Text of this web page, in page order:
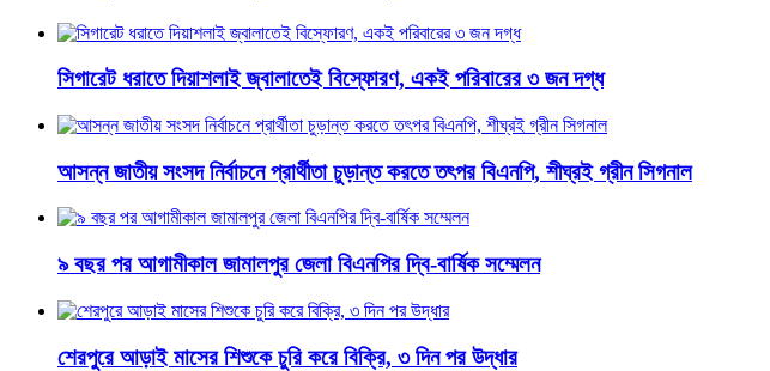
সিগারেট ধরাতে দিয়াশলাই জ্বালাতেই বিস্ফোরণ, একই পরিবারের ৩ জন দগ্ধ
আসন্ন জাতীয় সংসদ নির্বাচনে প্রার্থীতা চুড়ান্ত করতে তৎপর বিএনপি, শীঘ্রই গ্রীন সিগনাল
৯ বছর পর আগামীকাল জামালপুর জেলা বিএনপির দ্বি-বার্ষিক সম্মেলন
শেরপুরে আড়াই মাসের শিশুকে চুরি করে বিক্রি, ৩ দিন পর উদ্ধার